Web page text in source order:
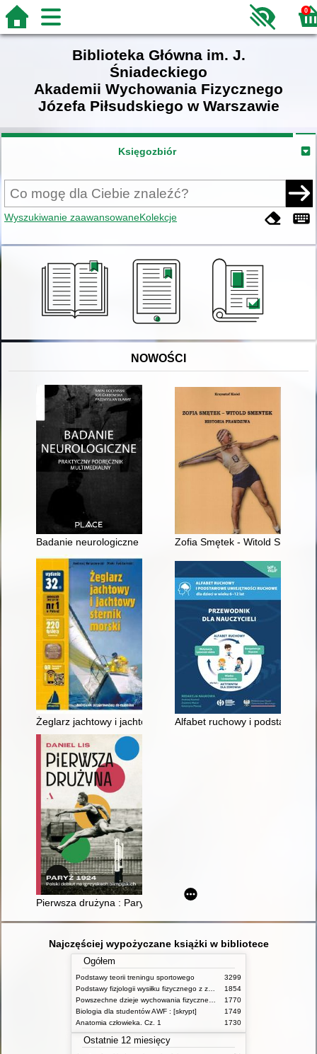
0
Biblioteka Główna im. J.
Śniadeckiego
Akademii Wychowania Fizycznego
Józefa Piłsudskiego w Warszawie
Księgozbiór
Wyszukiwanie zaawansowaneKolekcje
NOWOŚCI
Badanie neurologiczne : praktyczny przewodnik multimedialny
Zofia Smętek - Witold
Żeglarz jachtowy i jachtowy sternik morskiAlfabet ruchowy i podstawowe
Pierwsza drużyna : Paryż 1924 : polski debiut na igrzyskach
Najczęściej wypożyczane książki w bibliotece
Ogółem
Podstawy teorii treningu sportowego
3299
1854
1770
Biologia dla studentów AWF : [skrypt]
1749
Anatomia człowieka. Cz. 1
1730
Ostatnie 12 miesięcy